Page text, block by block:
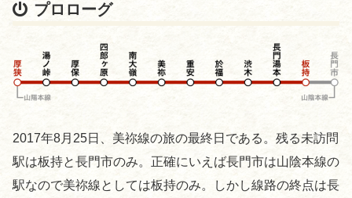
プロローグ
2017年8月25日、美祢線の旅の最終日である。残る未訪問
駅は板持と長門市のみ。正確にいえば長門市は山陰本線の
駅なので美祢線としては板持のみ。しかし線路の終点は長